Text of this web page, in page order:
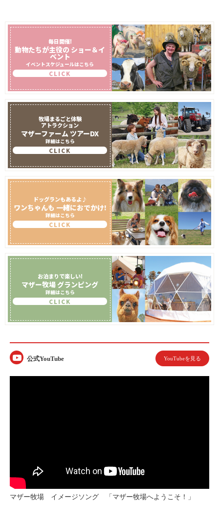
毎日開催!
動物たちが主役の ショー＆イ
ベント
イベントスケジュールはこちら
CLICK
牧場まるごと体験
アトラクション
マザーファーム ツアーDX
詳細はこちら
CLICK
ドッグランもあるよ♪
ワンちゃんも 一緒におでかけ!
詳細はこちら
CLICK
お泊まりで楽しい!
マザー牧場グランピング
詳細はこちら
CLICK
公式YouTube YouTubeを見る
マザー牧場 イメージソング 「マザー牧場へようこそ！」